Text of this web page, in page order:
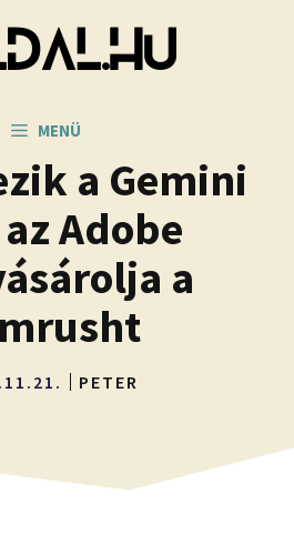
MENÜ
a Gemini
Adobe
a
PETER